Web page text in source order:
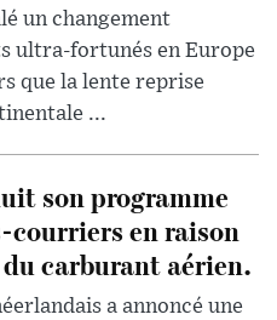
un changement
ultra-fortunés en Europe
que la lente reprise
...
son programme
en raison
carburant aérien.
a annoncé une